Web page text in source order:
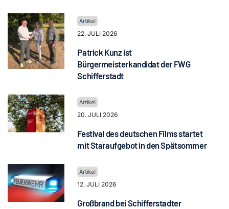
22. JULI 2026
Patrick Kunz ist
Bürgermeisterkandidat der FWG
Schifferstadt
20. JULI 2026
Festival des deutschen Films startet
mit Staraufgebot in den Spätsommer
12. JULI 2026
Großbrand bei Schifferstadter